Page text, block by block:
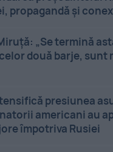
propagandă și
„Se termină
două barje, sunt
presiunea
americani au
împotriva Rusiei